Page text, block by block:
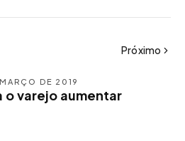
Próximo
DE 2019
o varejo aumentar